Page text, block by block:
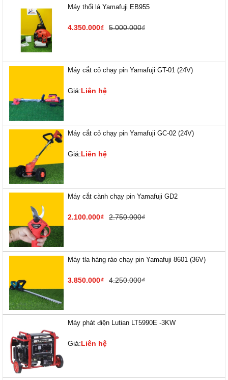
Máy thổi lá Yamafuji EB955
4.350.000₫ 5.000.000₫
Máy cắt cỏ chạy pin Yamafuji GT-01 (24V)
Giá:Liên hệ
Máy cắt cỏ chạy pin Yamafuji GC-02 (24V)
Giá:Liên hệ
Máy cắt cành chạy pin Yamafuji GD2
2.100.000₫ 2.750.000₫
Máy tỉa hàng rào chạy pin Yamafuji 8601 (36V)
3.850.000₫ 4.250.000₫
Máy phát điện Lutian LT5990E -3KW
Giá:Liên hệ